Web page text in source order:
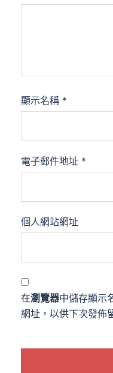
顯示名稱 *
電子郵件地址 *
個人網站網址
在瀏覽器中儲存顯示
網址，以供下次發佈